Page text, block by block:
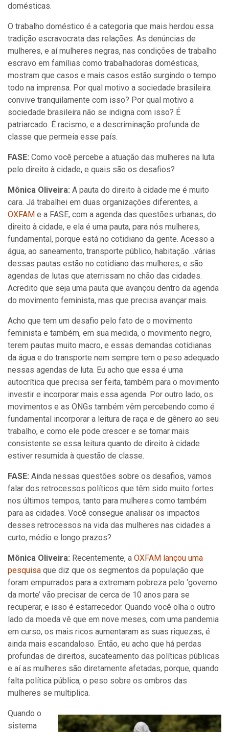
domésticas.
O trabalho doméstico é a categoria que mais herdou essa
tradição escravocrata das relações. As denúncias de
mulheres, e aí mulheres negras, nas condições de trabalho
escravo em famílias como trabalhadoras domésticas,
mostram que casos e mais casos estão surgindo o tempo
todo na imprensa. Por qual motivo a sociedade brasileira
convive tranquilamente com isso? Por qual motivo a
sociedade brasileira não se indigna com isso? É
patriarcado. É racismo, e a descriminação profunda de
classe que permeia esse país.
FASE: Como você percebe a atuação das mulheres na luta
pelo direito à cidade, e quais são os desafios?
Mônica Oliveira: A pauta do direito à cidade me é muito
cara. Já trabalhei em duas organizações diferentes, a
OXFAM e a FASE, com a agenda das questões urbanas, do
direito à cidade, e ela é uma pauta, para nós mulheres,
fundamental, porque está no cotidiano da gente. Acesso a
água, ao saneamento, transporte público, habitação…várias
dessas pautas estão no cotidiano das mulheres, e são
agendas de lutas que aterrissam no chão das cidades.
Acredito que seja uma pauta que avançou dentro da agenda
do movimento feminista, mas que precisa avançar mais.
Acho que tem um desafio pelo fato de o movimento
feminista e também, em sua medida, o movimento negro,
terem pautas muito macro, e essas demandas cotidianas
da água e do transporte nem sempre tem o peso adequado
nessas agendas de luta. Eu acho que essa é uma
autocrítica que precisa ser feita, também para o movimento
investir e incorporar mais essa agenda. Por outro lado, os
movimentos e as ONGs também vêm percebendo como é
fundamental incorporar a leitura de raça e de gênero ao seu
trabalho, e como ele pode crescer e se tornar mais
consistente se essa leitura quanto de direito à cidade
estiver resumida à questão de classe.
FASE: Ainda nessas questões sobre os desafios, vamos
falar dos retrocessos políticos que têm sido muito fortes
nos últimos tempos, tanto para mulheres como também
para as cidades. Você consegue analisar os impactos
desses retrocessos na vida das mulheres nas cidades a
curto, médio e longo prazos?
Mônica Oliveira: Recentemente, a OXFAM lançou uma
pesquisa que diz que os segmentos da população que
foram empurrados para a extremam pobreza pelo ‘governo
da morte’ vão precisar de cerca de 10 anos para se
recuperar, e isso é estarrecedor. Quando você olha o outro
lado da moeda vê que em nove meses, com uma pandemia
em curso, os mais ricos aumentaram as suas riquezas, é
ainda mais escandaloso. Então, eu acho que há perdas
profundas de direitos, sucateamento das políticas públicas
e aí as mulheres são diretamente afetadas, porque, quando
falta política pública, o peso sobre os ombros das
mulheres se multiplica.
Quando o
sistema